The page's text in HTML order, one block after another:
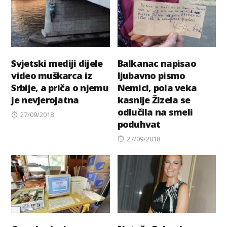
Svjetski mediji dijele
video muškarca iz
Srbije, a priča o njemu
je nevjerojatna
Posted
27/09/2018
Balkanac napisao
ljubavno pismo
Nemici, pola veka
kasnije Žizela se
odlučila na smeli
poduhvat
Posted
27/09/2018